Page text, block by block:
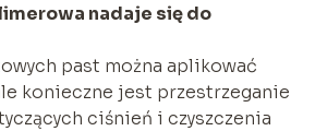
nadaje się do
past można aplikować
konieczne jest przestrzeganie
ciśnień i czyszczenia